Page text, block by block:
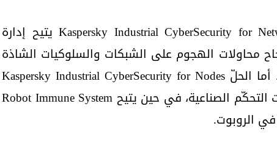
وأظهر البحث أن الحلّ Kaspersky Industrial CyberSecurity for Networks يتيح إدارة
محاولات الهجوم على الشبكات والسلوكيات الشاذة
في بيئات التقنيات التشغيلية. أما الحلّ Kaspersky Industrial CyberSecurity for Nodes
فيضيف حماية معقدة لمحطات التحكّم الصناعية، في حين يتيح Robot Immune System
الروبوت.